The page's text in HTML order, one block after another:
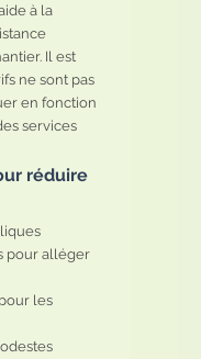
à la
Il est
ne sont pas
en fonction
services
réduire
pour alléger
pour les